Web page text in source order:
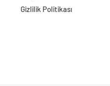
Gizlilik Politikası